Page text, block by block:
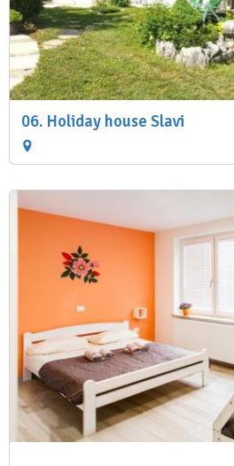
06. Holiday house Slavi